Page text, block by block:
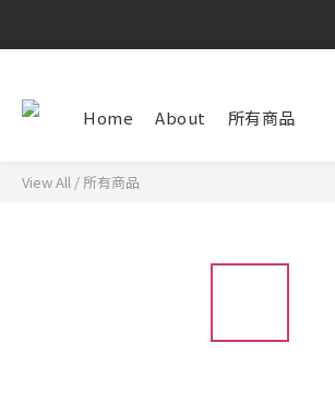
Home About 所有商品
View All / 所有商品